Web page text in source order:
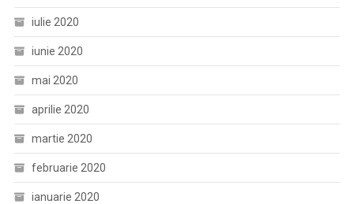
iulie 2020
iunie 2020
mai 2020
aprilie 2020
martie 2020
februarie 2020
ianuarie 2020